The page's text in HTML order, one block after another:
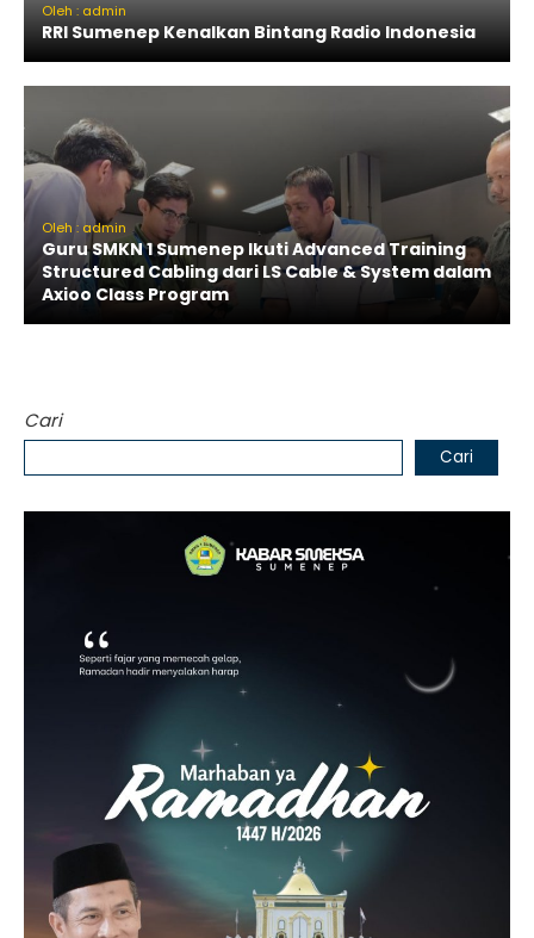
Oleh : admin
RRI Sumenep Kenalkan Bintang Radio Indonesia
Oleh : admin
Guru SMKN 1 Sumenep Ikuti Advanced Training
Structured Cabling dari LS Cable & System dalam
Axioo Class Program
Cari
Cari